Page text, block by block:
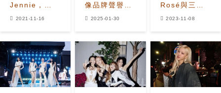
Jennie，
2021-11-16
像品牌聲譽排
2025-01-30
Rosé與三星
成為話題
2023-11-08